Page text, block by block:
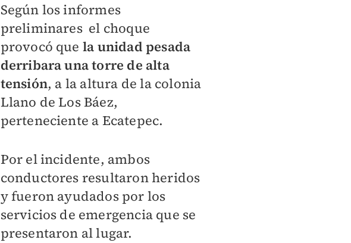
Según los informes
preliminares el choque
provocó que la unidad pesada
derribara una torre de alta
tensión, a la altura de la colonia
Llano de Los Báez,
perteneciente a Ecatepec.
Por el incidente, ambos
conductores resultaron heridos
y fueron ayudados por los
servicios de emergencia que se
presentaron al lugar.